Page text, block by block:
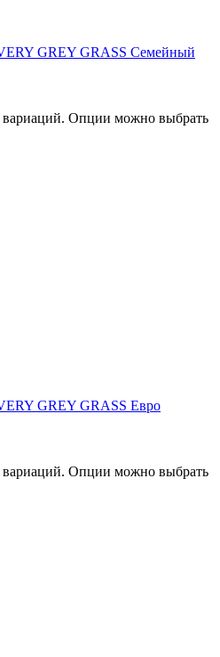
GREY GRASS Семейный
вариаций. Опции можно выбрать
GREY GRASS Евро
вариаций. Опции можно выбрать